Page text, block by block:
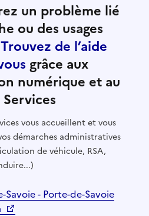
un problème lié
ou des usages
Trouvez de l’aide
grâce aux
numérique et au
vous accueillent et vous
démarches administratives
de véhicule, RSA,
Savoie - Porte-de-Savoie